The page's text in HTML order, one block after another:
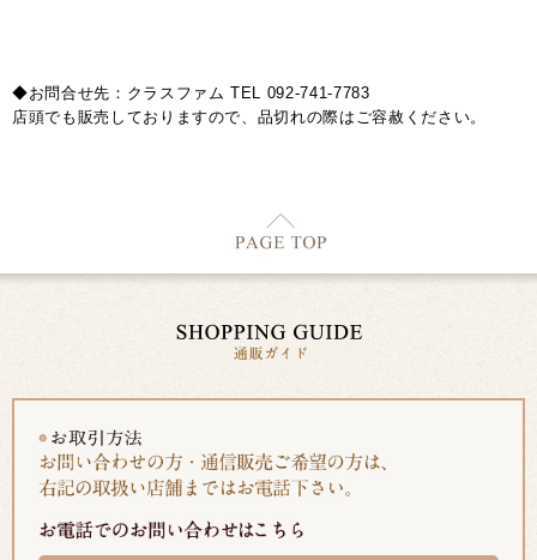
◆お問合せ先：クラスファム TEL 092-741-7783
店頭でも販売しておりますので、品切れの際はご容赦ください。